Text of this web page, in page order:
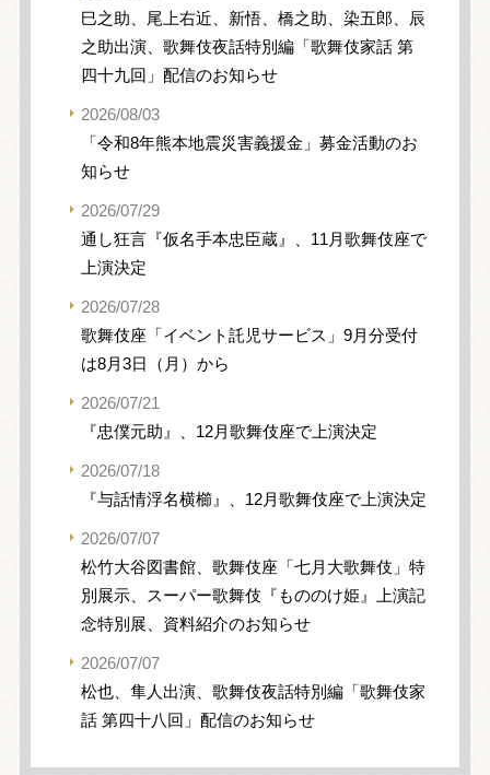
巳之助、尾上右近、新悟、橋之助、染五郎、辰
之助出演、歌舞伎夜話特別編「歌舞伎家話 第
四十九回」配信のお知らせ
2026/08/03
「令和8年熊本地震災害義援金」募金活動のお
知らせ
2026/07/29
通し狂言『仮名手本忠臣蔵』、11月歌舞伎座で
上演決定
2026/07/28
歌舞伎座「イベント託児サービス」9月分受付
は8月3日（月）から
2026/07/21
『忠僕元助』、12月歌舞伎座で上演決定
2026/07/18
『与話情浮名横櫛』、12月歌舞伎座で上演決定
2026/07/07
松竹大谷図書館、歌舞伎座「七月大歌舞伎」特
別展示、スーパー歌舞伎『もののけ姫』上演記
念特別展、資料紹介のお知らせ
2026/07/07
松也、隼人出演、歌舞伎夜話特別編「歌舞伎家
話 第四十八回」配信のお知らせ